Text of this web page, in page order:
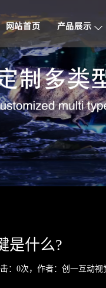
网站首页 产品展示
是什么?
：0次，作者：创一互动视